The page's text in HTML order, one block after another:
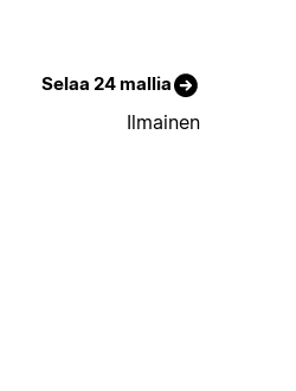
Selaa 24 mallia
Ilmainen